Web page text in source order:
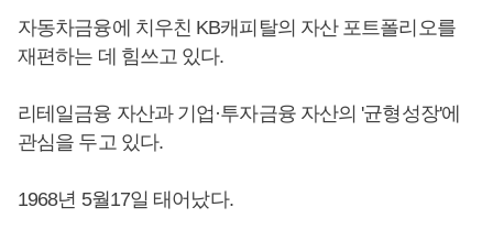
자동차금융에 치우친 KB캐피탈의 자산 포트폴리오를
재편하는 데 힘쓰고 있다.
리테일금융 자산과 기업·투자금융 자산의 '균형성장'에
관심을 두고 있다.
1968년 5월17일 태어났다.